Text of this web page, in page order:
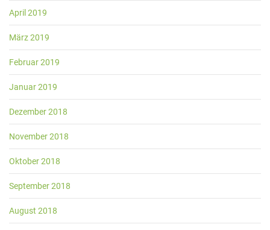
April 2019
März 2019
Februar 2019
Januar 2019
Dezember 2018
November 2018
Oktober 2018
September 2018
August 2018